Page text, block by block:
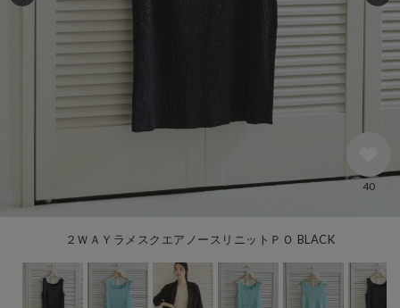
２ＷＡＹラメスクエアノースリニットＰＯ BLACK
40